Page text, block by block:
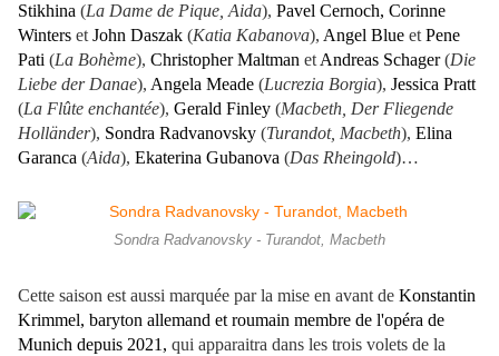
Stikhina (La Dame de Pique, Aida), Pavel Cernoch, Corinne
Winters et John Daszak (Katia Kabanova), Angel Blue et Pene
Pati (La Bohème), Christopher Maltman et Andreas Schager(Die
Liebe der Danae), Angela Meade (Lucrezia Borgia), Jessica Pratt
(La Flûte enchantée), Gerald Finley (Macbeth, Der Fliegende
Holländer), Sondra Radvanovsky (Turandot, Macbeth), Elina
Garanca (Aida), Ekaterina Gubanova (Das Rheingold)…
Sondra Radvanovsky - Turandot, Macbeth
Cette saison est aussi marquée par la mise en avant de Konstantin
Krimmel, baryton allemand et roumain membre de l'opéra de
Munich depuis 2021, qui apparaitra dans les trois volets de la